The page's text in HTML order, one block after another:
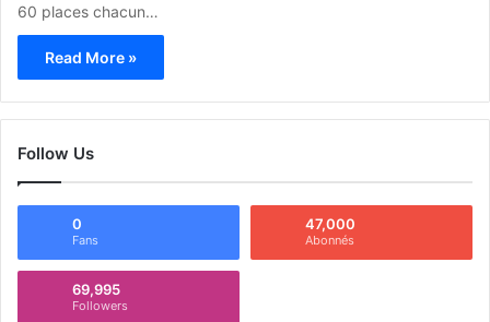
60 places chacun…
Read More »
Follow Us
0
Fans
47,000
Abonnés
69,995
Followers